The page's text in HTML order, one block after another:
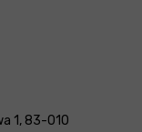
1, 83-010